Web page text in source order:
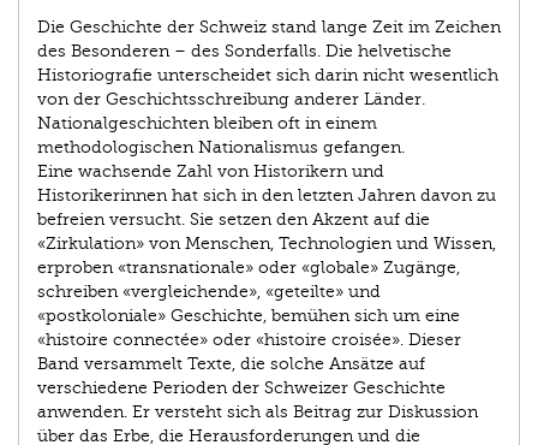
Die Geschichte der Schweiz stand lange Zeit im ­Zeichen
des Besonderen – des Sonderfalls. Die helvetische
Historiografie unterscheidet sich darin nicht wesentlich
von der Geschichtsschreibung anderer Länder.
Nationalgeschichten bleiben oft in einem
methodologischen Nationalismus gefangen.
Eine wachsende Zahl von Historikern und
Historikerinnen hat sich in den letzten Jahren davon zu
befreien versucht. Sie setzen den Akzent auf die
«Zirkulation» von Menschen, Technologien und Wissen,
erproben «transnationale» oder «globale» Zugänge,
schreiben «vergleichende», «geteilte» und
«postkoloniale» Geschichte, bemühen sich um eine
«histoire connectée» oder «histoire croisée». Dieser
Band versammelt Texte, die solche Ansätze auf
verschiedene Perioden der Schweizer Geschichte
anwenden. Er versteht sich als Beitrag zur Diskussion
über das Erbe, die Herausforderungen und die